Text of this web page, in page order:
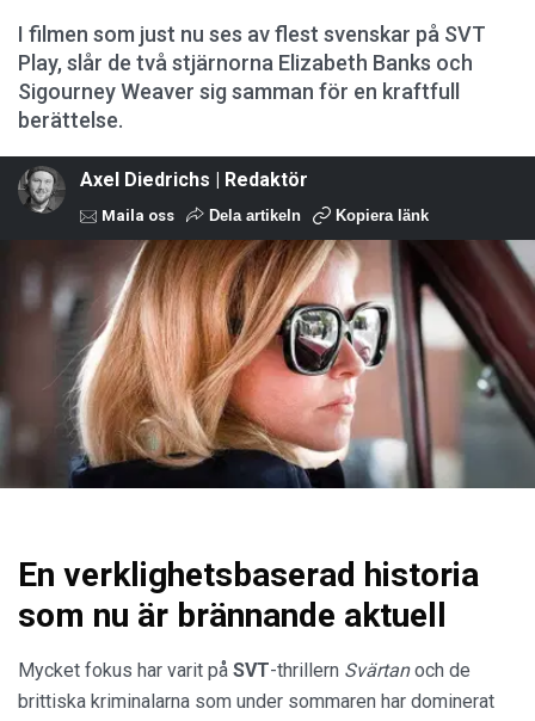
I filmen som just nu ses av flest svenskar på SVT
Play, slår de två stjärnorna Elizabeth Banks och
Sigourney Weaver sig samman för en kraftfull
berättelse.
Axel Diedrichs | Redaktör
Maila oss Dela artikeln Kopiera länk
En verklighetsbaserad historia
som nu är brännande aktuell
Mycket fokus har varit på SVT-thrillern Svärtanoch de
brittiska kriminalarna som under sommaren har dominerat